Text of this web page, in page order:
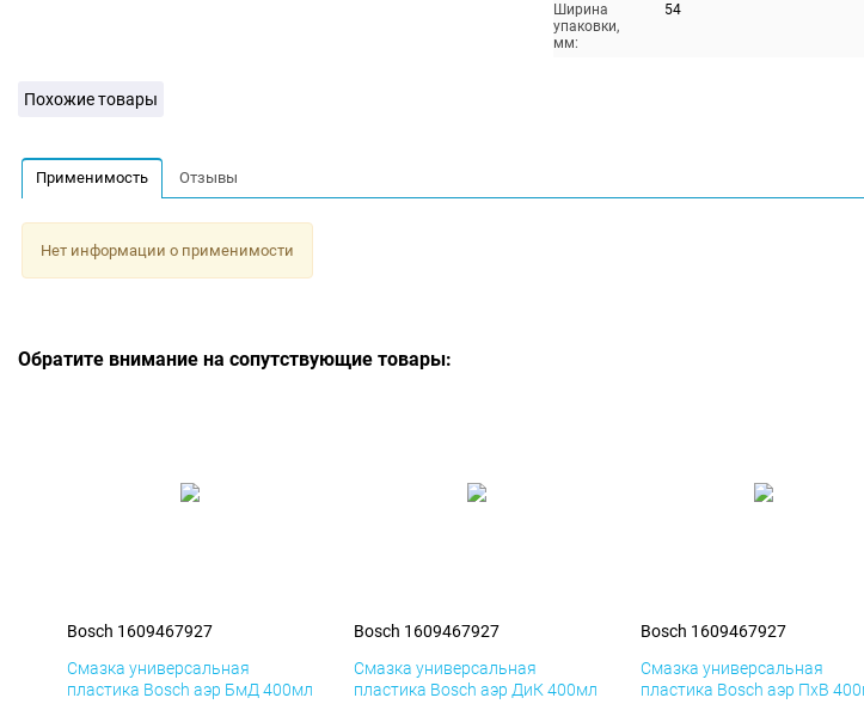
Ширина
упаковки,
мм:
54
Похожие товары
Применимость Отзывы
Нет информации о применимости
Обратите внимание на сопутствующие товары:
Bosch 1609467927
Смазка универсальная
пластика Bosch аэр БмД 400мл
Bosch 1609467927
Смазка универсальная
пластика Bosch аэр ДиК 400мл
Bosch 1609467927
Смазка универсальная
пластика Bosch аэр ПхВ